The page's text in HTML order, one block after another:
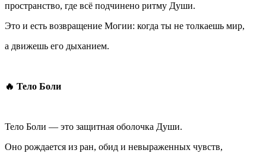
пространство, где всё подчинено ритму Души.
Это и есть возвращение Могии: когда ты не толкаешь мир,
а движешь его дыханием.
🔥 Тело Боли
Тело Боли — это защитная оболочка Души.
Оно рождается из ран, обид и невыраженных чувств,